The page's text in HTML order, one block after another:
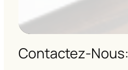
Contactez-Nous: